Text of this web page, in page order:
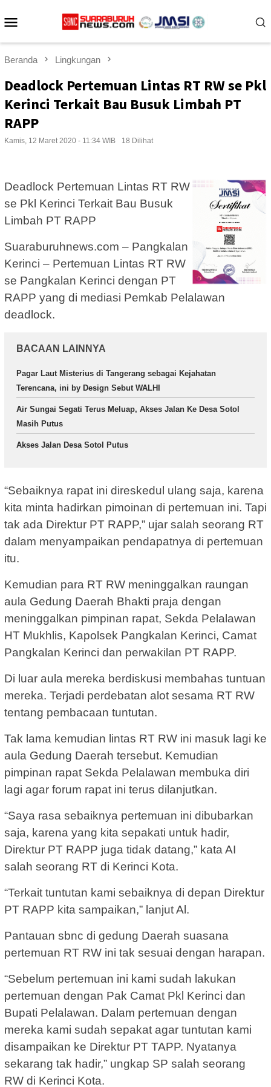
ke
Beranda Lingkungan
Deadlock Pertemuan Lintas RT RW se Pkl
Kerinci Terkait Bau Busuk Limbah PT
RAPP
Kamis, 12 Maret 2020 - 11:34 WIB 18 Dilihat
Deadlock Pertemuan Lintas RT RW
se Pkl Kerinci Terkait Bau Busuk
Limbah PT RAPP
Suaraburuhnews.com – Pangkalan
Kerinci – Pertemuan Lintas RT RW
se Pangkalan Kerinci dengan PT
RAPP yang di mediasi Pemkab Pelalawan
deadlock.
BACAAN LAINNYA
Pagar Laut Misterius di Tangerang sebagai Kejahatan
Terencana, ini by Design Sebut WALHI
Air Sungai Segati Terus Meluap, Akses Jalan Ke Desa Sotol
Masih Putus
Akses Jalan Desa Sotol Putus
“Sebaiknya rapat ini direskedul ulang saja, karena
kita minta hadirkan pimoinan di pertemuan ini. Tapi
tak ada Direktur PT RAPP,” ujar salah seorang RT
dalam menyampaikan pendapatnya di pertemuan
itu.
Kemudian para RT RW meninggalkan raungan
aula Gedung Daerah Bhakti praja dengan
meninggalkan pimpinan rapat, Sekda Pelalawan
HT Mukhlis, Kapolsek Pangkalan Kerinci, Camat
Pangkalan Kerinci dan perwakilan PT RAPP.
Di luar aula mereka berdiskusi membahas tuntuan
mereka. Terjadi perdebatan alot sesama RT RW
tentang pembacaan tuntutan.
Tak lama kemudian lintas RT RW ini masuk lagi ke
aula Gedung Daerah tersebut. Kemudian
pimpinan rapat Sekda Pelalawan membuka diri
lagi agar forum rapat ini terus dilanjutkan.
“Saya rasa sebaiknya pertemuan ini dibubarkan
saja, karena yang kita sepakati untuk hadir,
Direktur PT RAPP juga tidak datang,” kata AI
salah seorang RT di Kerinci Kota.
“Terkait tuntutan kami sebaiknya di depan Direktur
PT RAPP kita sampaikan,” lanjut Al.
Pantauan sbnc di gedung Daerah suasana
pertemuan RT RW ini tak sesuai dengan harapan.
“Sebelum pertemuan ini kami sudah lakukan
pertemuan dengan Pak Camat Pkl Kerinci dan
Bupati Pelalawan. Dalam pertemuan dengan
mereka kami sudah sepakat agar tuntutan kami
disampaikan ke Direktur PT TAPP. Nyatanya
sekarang tak hadir,” ungkap SP salah seorang
RW di Kerinci Kota.